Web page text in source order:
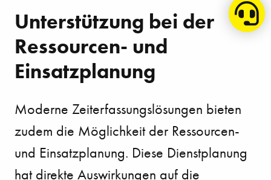
Unterstützung bei der
Ressourcen- und
Einsatzplanung
Moderne Zeiterfassungslösungen bieten
zudem die Möglichkeit der Ressourcen-
und Einsatzplanung. Diese Dienstplanung
hat direkte Auswirkungen auf die